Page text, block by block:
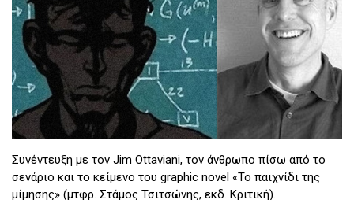
Συνέντευξη με τον Jim Ottaviani, τον άνθρωπο πίσω από το
σενάριο και το κείμενο του graphic novel «Το παιχνίδι της
μίμησης» (μτφρ. Στάμος Τσιτσώνης, εκδ. Κριτική).